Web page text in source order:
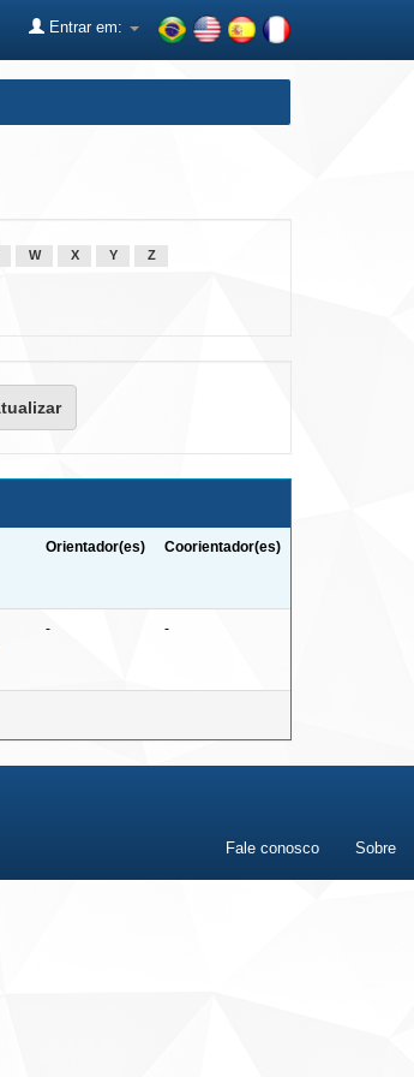
Entrar em:
W X Y Z
Orientador(es) Coorientador(es)
- -
Fale conosco Sobre